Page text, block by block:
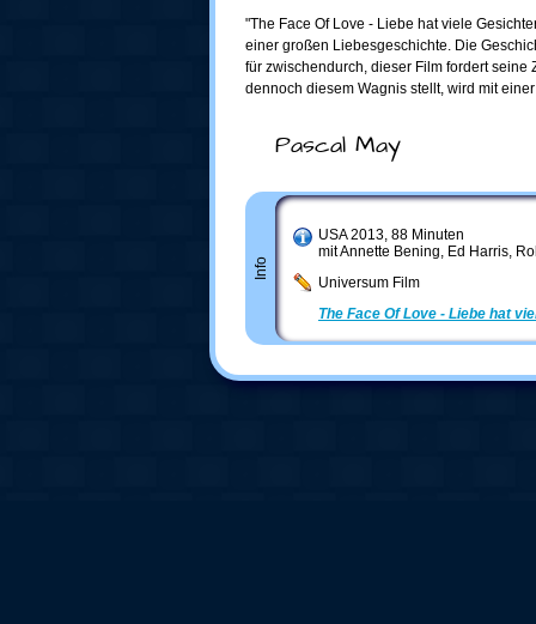
"The Face Of Love - Liebe hat viele
einer großen Liebesgeschichte. Die
für zwischendurch, dieser Film fordert seine
dennoch diesem Wagnis stellt, wird mit
Pascal May
Info
USA 2013, 88 Minuten
mit Annette Bening, Ed Harris,
Universum Film
The Face Of Love - Liebe hat